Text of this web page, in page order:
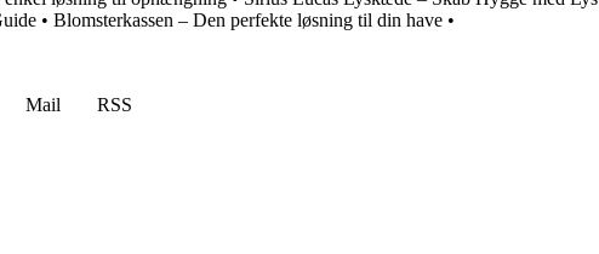
• Blomsterkassen – Den perfekte løsning til din have •
Mail
RSS